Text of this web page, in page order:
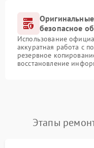
безопасное
Использование
аккуратная работа с
резервное
восстановление
Этапы